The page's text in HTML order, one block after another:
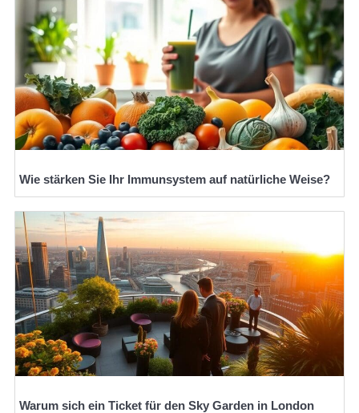
Wie stärken Sie Ihr Immunsystem auf natürliche Weise?
Warum sich ein Ticket für den Sky Garden in London